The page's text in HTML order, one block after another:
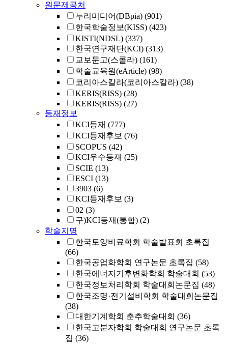
원문제공처
누리미디어(DBpia) (901)
한국학술정보(KISS) (423)
KISTI(NDSL) (337)
한국연구재단(KCI) (313)
교보문고(스콜라) (161)
학술교육원(eArticle) (98)
코리아스칼라(코리아스칼라) (38)
KERIS(RISS) (28)
KERIS(RISS) (27)
등재정보
KCI등재 (777)
KCI등재후보 (76)
SCOPUS (42)
KCI우수등재 (25)
SCIE (13)
ESCI (13)
3903 (6)
KCI등재후보 (3)
02 (3)
구)KCI등재(통합) (2)
학술지명
한국토양비료학회 학술발표회 초록집
(66)
한국공업화학회 연구논문 초록집 (58)
한국에너지기후변화학회 학술대회 (53)
한국정보처리학회 학술대회논문집 (48)
한국조명·전기설비학회 학술대회논문집
(38)
대한기계학회 춘추학술대회 (36)
한국고분자학회 학술대회 연구논문 초록
집 (36)